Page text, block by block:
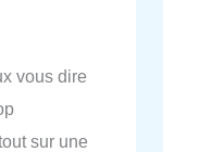
vous dire
sur une